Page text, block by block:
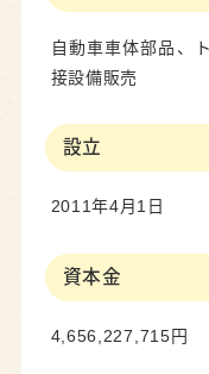
自動車車体部品、
接設備販売
設立
2011年4月1日
資本金
4,656,227,715円